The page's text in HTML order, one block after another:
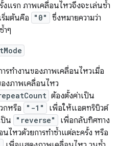
งแรก ภาพเคลื่อนไหวจึงจะเล่นซ้ำ
ริ่มต้นคือ
"0"
ซึ่งหมายความว่า
ำๆ
ทํางานของภาพเคลื่อนไหวเมื่อ
งภาพเคลื่อนไหว
ต้องตั้งค่าเป็น
กหรือ
"-1"
เพื่อให้แอตทริบิวต์
ป็น
"reverse"
เพื่อกลับทิศทาง
ไหวด้วยการทำซ้ำแต่ละครั้ง หรือ